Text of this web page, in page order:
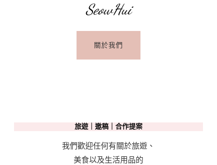
SeowHui
關於我們
旅遊｜邀稿｜合作提案
我們歡迎任何有關於旅遊、
美食以及生活用品的